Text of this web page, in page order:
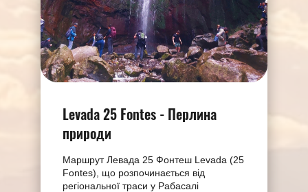
Levada 25 Fontes - Перлина
природи
Маршрут Левада 25 Фонтеш Levada (25
Fontes), що розпочинається від
регіональної траси у Рабасалі